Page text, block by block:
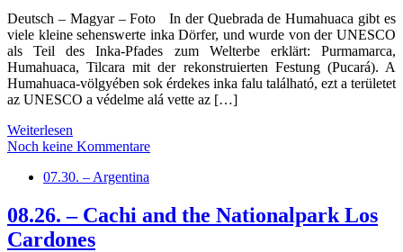
Deutsch – Magyar – Foto In der Quebrada de Humahuaca gibt es
viele kleine sehenswerte inka Dörfer, und wurde von der UNESCO
als Teil des Inka-Pfades zum Welterbe erklärt: Purmamarca,
Humahuaca, Tilcara mit der rekonstruierten Festung (Pucará). A
Humahuaca-völgyében sok érdekes inka falu található, ezt a területet
az UNESCO a védelme alá vette az […]
Weiterlesen
Noch keine Kommentare
07.30. – Argentina
08.26. – Cachi and the Nationalpark Los
Cardones